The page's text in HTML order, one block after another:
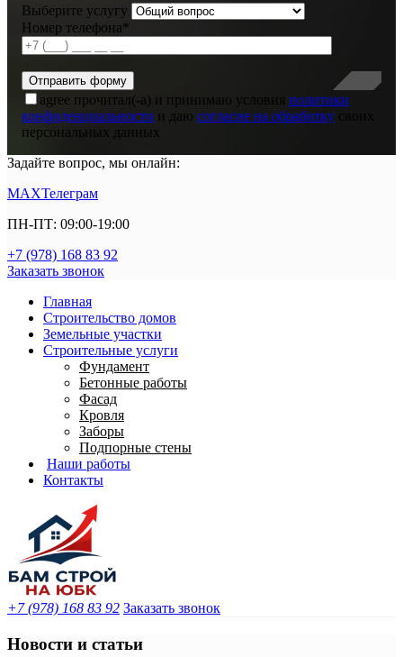
Выберите услугу
Номер телефона*
agree прочитал(-а) и принимаю условия политики
конфиденциальности и даю согласие на обработку
персональных данных
Задайте вопрос, мы онлайн:
MAXТелеграм
ПН-ПТ: 09:00-19:00
+7 (978) 168 83 92
Заказать звонок
Главная
Строительство домов
Земельные участки
Строительные услуги
Фундамент
Бетонные работы
Фасад
Кровля
Заборы
Подпорные стены
Наши работы
Контакты
+7 (978) 168 83 92 Заказать звонок
Новости и статьи